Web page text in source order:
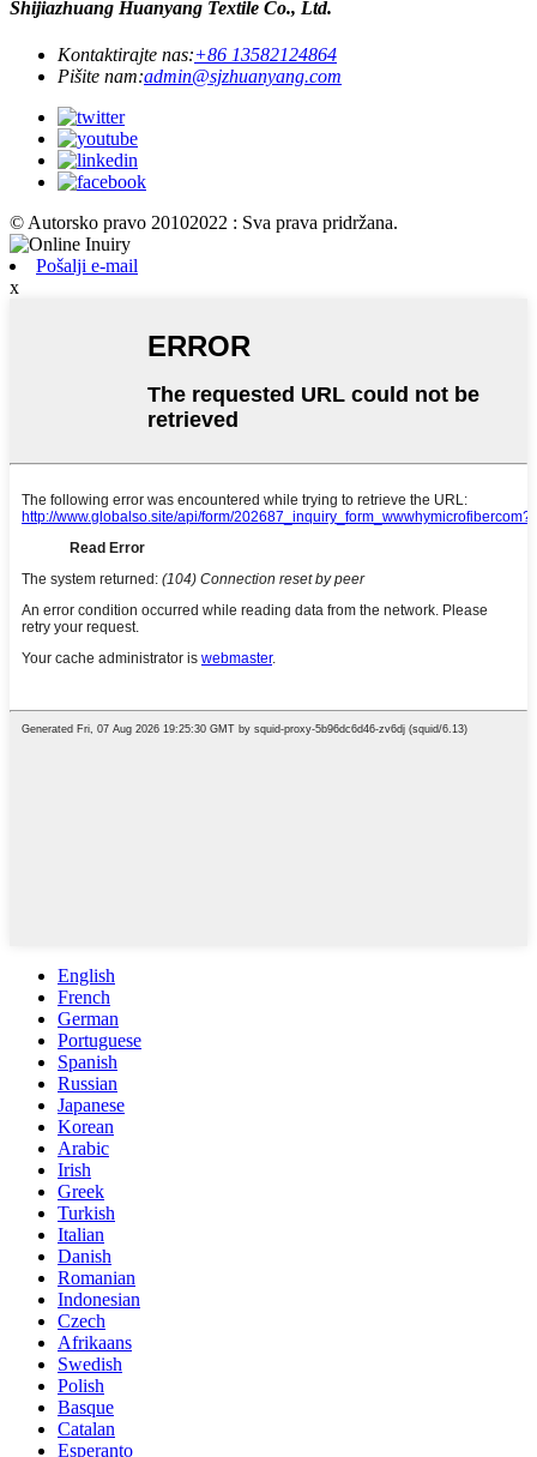
Shijiazhuang Huanyang Textile Co., Ltd.
Kontaktirajte nas:+86 13582124864
Pišite nam:admin@sjzhuanyang.com
© Autorsko pravo 20102022 : Sva prava pridržana.
Pošalji e-mail
x
English
French
German
Portuguese
Spanish
Russian
Japanese
Korean
Arabic
Irish
Greek
Turkish
Italian
Danish
Romanian
Indonesian
Czech
Afrikaans
Swedish
Polish
Basque
Catalan
Esperanto